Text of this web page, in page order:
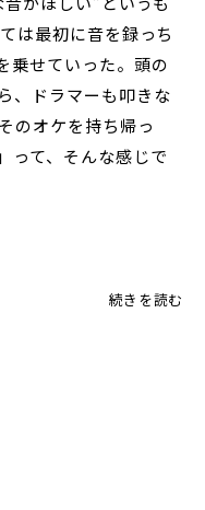
は最初に音を録っち
乗せていった。頭の
、ドラマーも叩きな
のオケを持ち帰っ
って、そんな感じで
続きを読む